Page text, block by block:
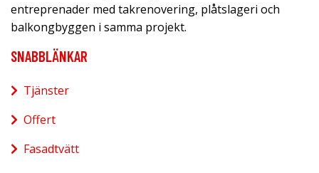
entreprenader med takrenovering, plåtslageri och
balkongbyggen i samma projekt.
SNABBLÄNKAR
Tjänster
Offert
Fasadtvätt